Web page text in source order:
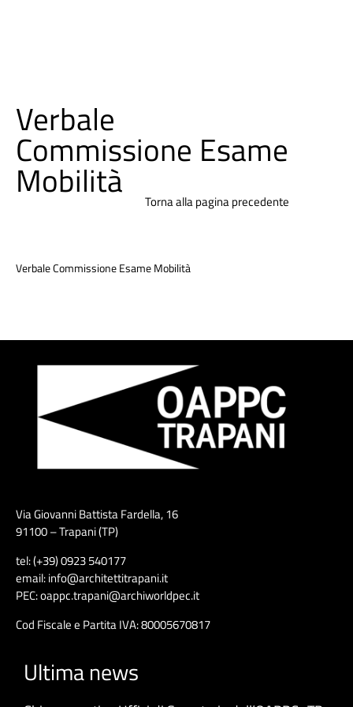
Verbale
Commissione Esame
Mobilità Torna alla pagina precedente
Verbale Commissione Esame Mobilità
Via Giovanni Battista Fardella, 16
91100 – Trapani (TP)
tel: (+39) 0923 540177
email: info@architettitrapani.it
PEC: oappc.trapani@archiworldpec.it
Cod Fiscale e Partita IVA: 80005670817
Ultima news